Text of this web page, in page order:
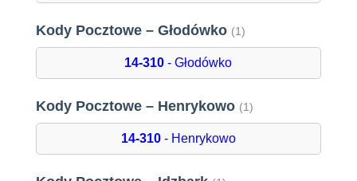
Kody Pocztowe – Głodówko (1)
14-310 - Głodówko
Kody Pocztowe – Henrykowo (1)
14-310- Henrykowo